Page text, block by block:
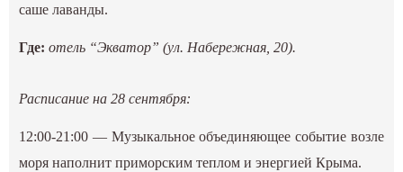
саше лаванды.
Где: отель “Экватор” (ул. Набережная, 20).
Расписание на 28 сентября:
12:00-21:00 — Музыкальное объединяющее событие возле
моря наполнит приморским теплом и энергией Крыма.